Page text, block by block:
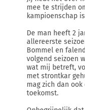
mee te strijden
kampioenschap
De man heeft 2
allereerste
Bommel en
volgend seizoen
wat mij betreft,
met strontkar
mag zich dan
toekomst.